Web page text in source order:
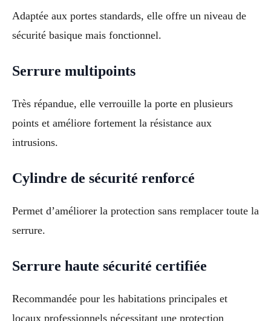
Adaptée aux portes standards, elle offre un niveau de
sécurité basique mais fonctionnel.
Serrure multipoints
Très répandue, elle verrouille la porte en plusieurs
points et améliore fortement la résistance aux
intrusions.
Cylindre de sécurité renforcé
Permet d’améliorer la protection sans remplacer toute la
serrure.
Serrure haute sécurité certifiée
Recommandée pour les habitations principales et
locaux professionnels nécessitant une protection